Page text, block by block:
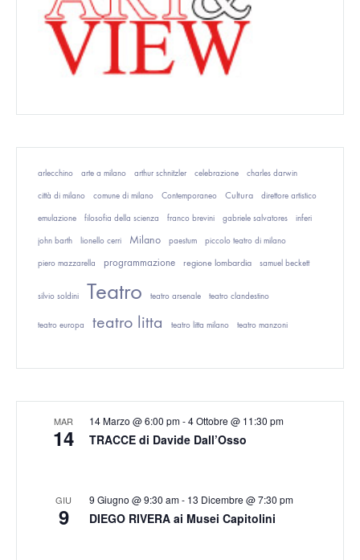
arlecchino arte a milano arthur schnitzler celebrazione charles darwin
città di milano comune di milano Contemporaneo Cultura direttore artistico
emulazione filosofia della scienza franco brevini gabriele salvatores inferi
john barth lionello cerri Milano paestum piccolo teatro di milano
piero mazzarella programmazione regione lombardia samuel beckett
silvio soldini Teatro teatro arsenale teatro clandestino
teatro europa teatro litta teatro litta milano teatro manzoni
MAR
14
14 Marzo @ 6:00 pm-4 Ottobre @ 11:30 pm
TRACCE di Davide Dall’Osso
GIU
9
9 Giugno @ 9:30 am- 13 Dicembre @ 7:30 pm
DIEGO RIVERA ai Musei Capitolini